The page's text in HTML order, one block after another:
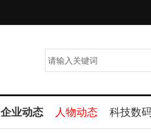
企业动态 人物动态 科技数码